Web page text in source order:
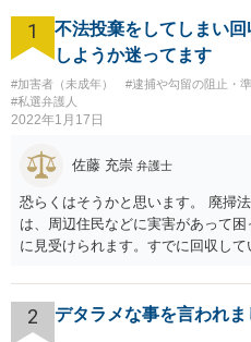
1
不法投棄をしてしまい
しようか迷ってます
#加害者（未成年） #逮捕や勾留の阻止・
#私選弁護人
2022年1月17日
佐藤 充崇 弁護士
恐らくはそうかと思います。 廃掃
は、周辺住民などに実害があって
に見受けられます。すでに回収し
致→審判不開始となる可能性は高
ら注意されて終わりです。 一応、
る可能性というのもそれなりにあ
2 デタラメな事を言われま